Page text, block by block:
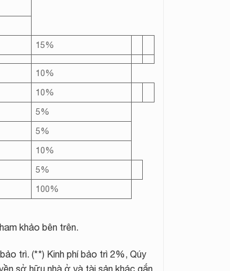
15%
10%
10%
5%
5%
10%
5%
100%
khảo bên trên.
trì. (**) Kinh phí bảo trì 2%, Qúy
sở hữu nhà ở và tài sản khác gắn